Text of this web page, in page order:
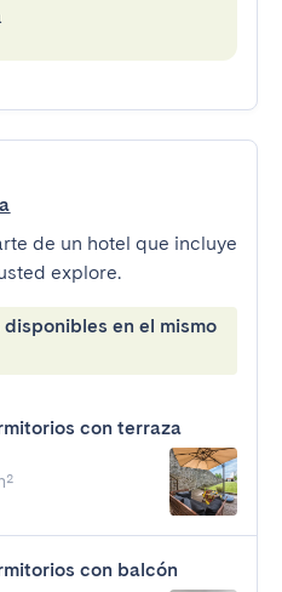
de un hotel que incluye
explore.
en el mismo
con terraza
con balcón